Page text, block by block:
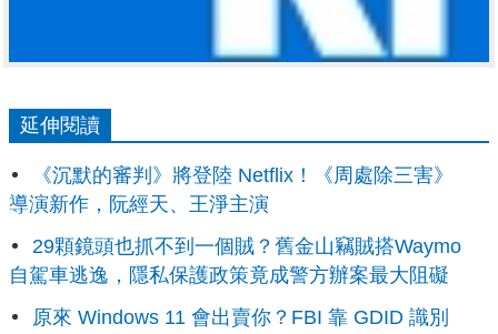
延伸閱讀
《沉默的審判》將登陸 Netflix！《周處除三害》
導演新作，阮經天、王淨主演
29顆鏡頭也抓不到一個賊？舊金山竊賊搭Waymo
自駕車逃逸，隱私保護政策竟成警方辦案最大阻礙
原來 Windows 11 會出賣你？FBI 靠 GDID 識別